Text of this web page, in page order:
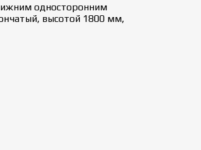
односторонним
высотой 1800 мм,